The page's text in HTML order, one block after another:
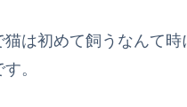
は初めて飼うなんて時
。